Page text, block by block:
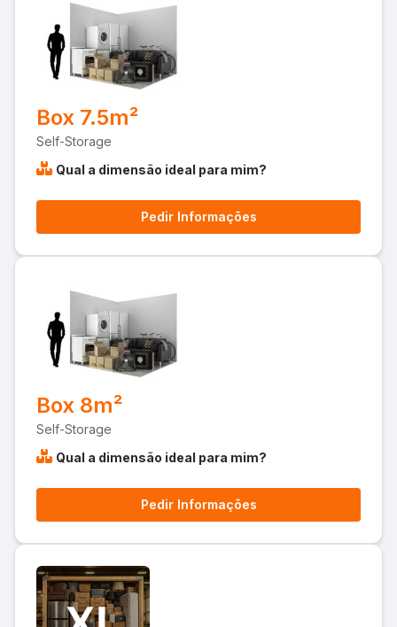
Box 7.5m²
Self-Storage
Qual a dimensão ideal para mim?
Pedir Informações
Box 8m²
Self-Storage
Qual a dimensão ideal para mim?
Pedir Informações